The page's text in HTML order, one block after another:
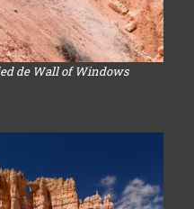
de Wall of Windows